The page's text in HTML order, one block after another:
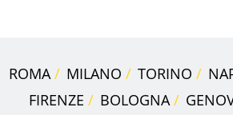
ROMA MILANO TORINO
FIRENZE
BOLOGNA